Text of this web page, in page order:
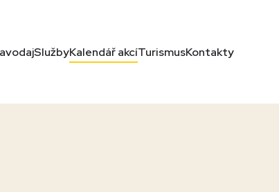
SlužbyKalendář akcíTurismusKontakty